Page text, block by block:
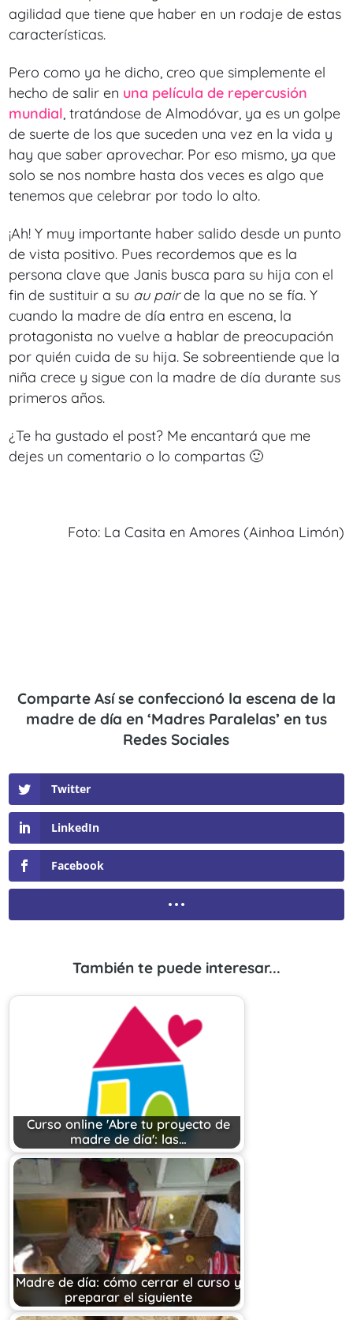
agilidad que tiene que haber en un rodaje de estas
características.
Pero como ya he dicho, creo que simplemente el
hecho de salir en una película de repercusión
mundial, tratándose de Almodóvar, ya es un golpe
de suerte de los que suceden una vez en la vida y
hay que saber aprovechar. Por eso mismo, ya que
solo se nos nombre hasta dos veces es algo que
tenemos que celebrar por todo lo alto.
¡Ah! Y muy importante haber salido desde un punto
de vista positivo. Pues recordemos que es la
persona clave que Janis busca para su hija con el
fin de sustituir a su au pairde la que no se fía. Y
cuando la madre de día entra en escena, la
protagonista no vuelve a hablar de preocupación
por quién cuida de su hija. Se sobreentiende que la
niña crece y sigue con la madre de día durante sus
primeros años.
¿Te ha gustado el post? Me encantará que me
dejes un comentario o lo compartas 🙂
Foto: La Casita en Amores (Ainhoa Limón)
Comparte Así se confeccionó la escena de la
madre de día en ‘Madres Paralelas’ en tus
Redes Sociales
Twitter
LinkedIn
Facebook
También te puede interesar...
Curso online 'Abre tu proyecto de
madre de día': las…
Madre de día: cómo cerrar el curso y
preparar el siguiente